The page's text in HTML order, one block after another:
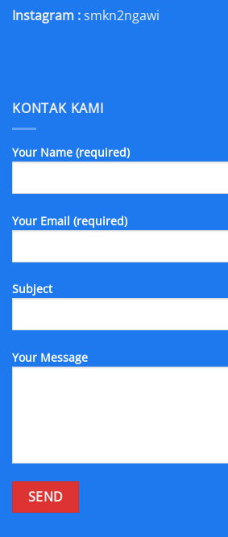
Instagram :smkn2ngawi
KONTAK KAMI
Your Name (required)
Your Email (required)
Subject
Your Message